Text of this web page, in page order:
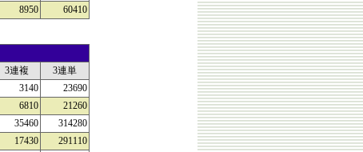
8950 60410
3連複
3連単
3140
23690
6810
21260
35460
314280
17430
291110